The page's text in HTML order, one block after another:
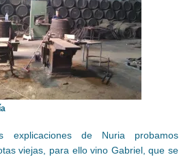
explicaciones de Nuria probamos
viejas, para ello vino Gabriel, que se